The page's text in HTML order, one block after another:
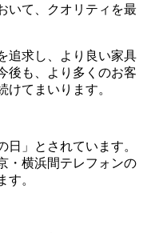
いて、クオリティを最
追求し、より良い家具
後も、より多くのお客
てまいります。
日」とされています。
・横浜間テレフォンの
す。